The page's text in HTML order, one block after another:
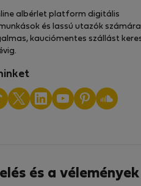
albérlet platform digitális
és lassú utazók
kauciómentes szállást
és a